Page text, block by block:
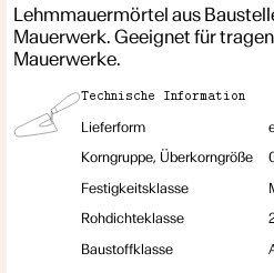
Lehmmauermörtel aus
Mauerwerk. Geeignet für
Mauerwerke.
Technische Information
Lieferform
Korngruppe, Überkorngröße
Festigkeitsklasse
Rohdichteklasse
Baustoffklasse